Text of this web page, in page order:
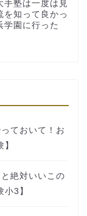
手塾は一度は見
を知って良かっ
学園に行った
ておいて！お
絶対いいこの
3】